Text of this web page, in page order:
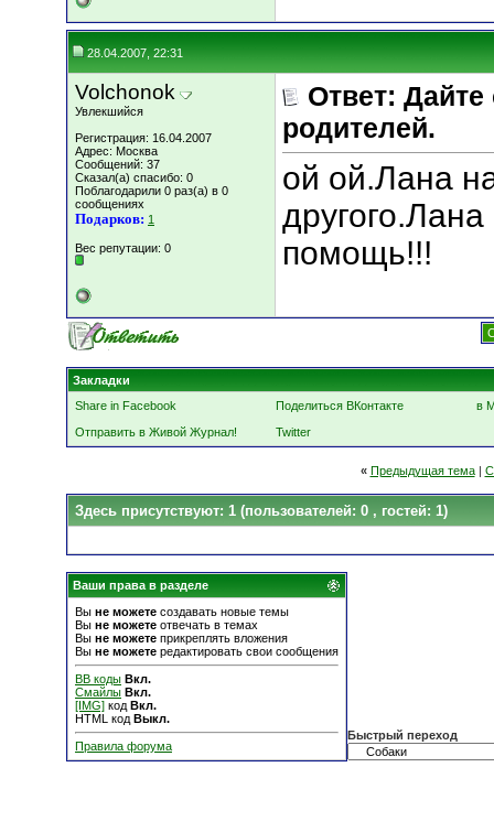
28.04.2007, 22:31
Volchonok
Увлекшийся
Регистрация: 16.04.2007
Адрес: Москва
Сообщений: 37
Сказал(а) спасибо: 0
Поблагодарили 0 раз(а) в 0
сообщениях
Подарков: 1
Вес репутации: 0
Ответ: Дайте
родителей.
ой ой.Лана
помощь!!!
Закладки
Share in Facebook
Поделиться ВКонтакте
в
Отправить в Живой Журнал!
Twitter
« Предыдущая тема|
Здесь присутствуют: 1 (пользователей: 0 , гостей: 1)
Ваши права в разделе
Вы не можете создавать новые темы
Вы не можете отвечать в темах
Вы не можете прикреплять вложения
Вы не можете редактировать свои сообщения
BB коды Вкл.
Смайлы Вкл.
[IMG] код Вкл.
HTML код Выкл.
Правила форума
Быстрый переход